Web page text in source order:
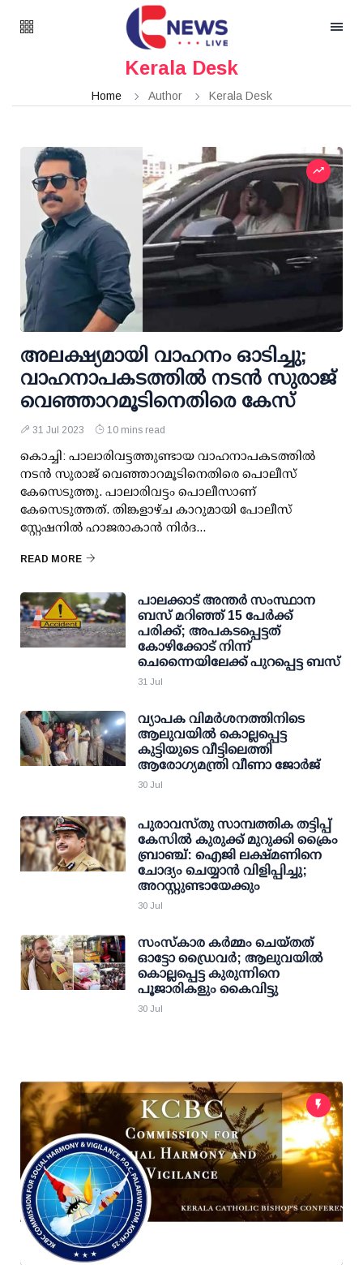
Kerala Desk
Home Author Kerala Desk
അലക്ഷ്യമായി വാഹനം ഓടിച്ചു;
വാഹനാപകടത്തില്‍ നടന്‍ സുരാജ്
വെഞ്ഞാറമൂടിനെതിരെ കേസ്
31 Jul 2023 10 mins read
കൊച്ചി: പാലാരിവട്ടത്തുണ്ടായ വാഹനാപകടത്തില്‍
നടന്‍ സുരാജ് വെഞ്ഞാറമൂടിനെതിരെ പൊലീസ്
കേസെടുത്തു. പാലാരിവട്ടം പൊലീസാണ്
കേസെടുത്തത്. തിങ്കളാഴ്ച കാറുമായി പോലീസ്
സ്റ്റേഷനില്‍ ഹാജരാകാന്‍ നിര്‍ദ...
READ MORE
പാലക്കാട് അന്തര്‍ സംസ്ഥാന
ബസ് മറിഞ്ഞ് 15 പേര്‍ക്ക്
പരിക്ക്; അപകടപ്പെട്ടത്
കോഴിക്കോട് നിന്ന്
ചെന്നൈയിലേക്ക് പുറപ്പെട്ട ബസ്
31 Jul
വ്യാപക വിമര്‍ശനത്തിനിടെ
ആലുവയില്‍ കൊല്ലപ്പെട്ട
കുട്ടിയുടെ വീട്ടിലെത്തി
ആരോഗ്യമന്ത്രി വീണാ ജോര്‍ജ്
30 Jul
പുരാവസ്തു സാമ്പത്തിക തട്ടിപ്പ്
കേസില്‍ കുരുക്ക് മുറുക്കി ക്രൈം
ബ്രാഞ്ച്: ഐജി ലക്ഷ്മണിനെ
ചോദ്യം ചെയ്യാന്‍ വിളിപ്പിച്ചു;
അറസ്റ്റുണ്ടായേക്കും
30 Jul
സംസ്‌കാര കര്‍മ്മം ചെയ്തത്
ഓട്ടോ ഡ്രൈവര്‍; ആലുവയില്‍
കൊല്ലപ്പെട്ട കുരുന്നിനെ
പൂജാരികളും കൈവിട്ടു
30 Jul